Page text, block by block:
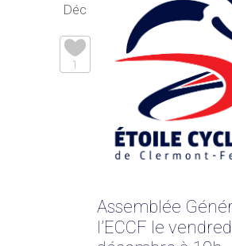
Déc
1
Assemblée
l’ECCF le